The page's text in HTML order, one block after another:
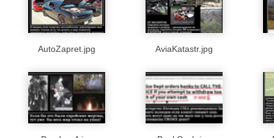
AutoZapret.jpg AviaKatastr.jpg